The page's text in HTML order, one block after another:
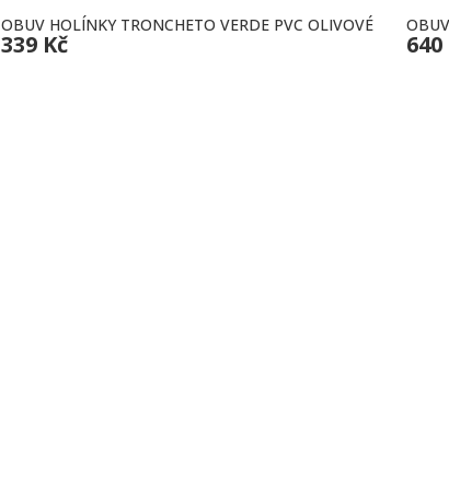
OBUV HOLÍNKY TRONCHETO VERDE PVC OLIVOVÉ
339 Kč 640